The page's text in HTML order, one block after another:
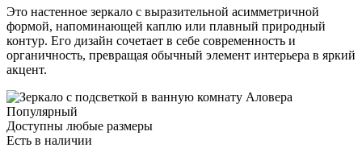
Это настенное зеркало с выразительной асимметричной
формой, напоминающей каплю или плавный природный
контур. Его дизайн сочетает в себе современность и
органичность, превращая обычный элемент интерьера в яркий
акцент.
Популярный
Доступны любые размеры
Есть в наличии